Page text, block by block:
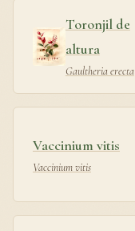
Toronjil de
altura
Gaultheria erecta
Vaccinium vitis
Vaccinium vitis